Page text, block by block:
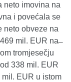
neto imovina na
i povećala se
neto obveze na
mil. EUR na
tromjesečju
338 mil. EUR
EUR u istom